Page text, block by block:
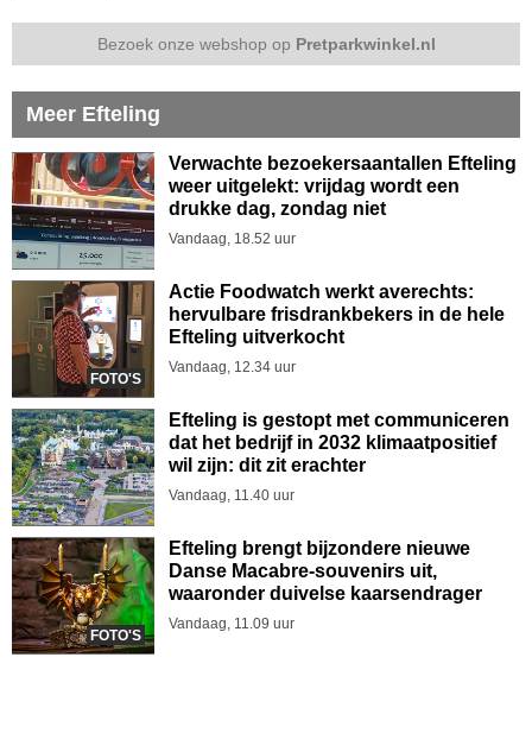
Bezoek onze webshop op Pretparkwinkel.nl
Meer Efteling
Verwachte bezoekersaantallen Efteling
weer uitgelekt: vrijdag wordt een
drukke dag, zondag niet
Vandaag, 18.52 uur
FOTO'S
Actie Foodwatch werkt averechts:
hervulbare frisdrankbekers in de hele
Efteling uitverkocht
Vandaag, 12.34 uur
Efteling is gestopt met communiceren
dat het bedrijf in 2032 klimaatpositief
wil zijn: dit zit erachter
Vandaag, 11.40 uur
FOTO'S
Efteling brengt bijzondere nieuwe
Danse Macabre-souvenirs uit,
waaronder duivelse kaarsendrager
Vandaag, 11.09 uur